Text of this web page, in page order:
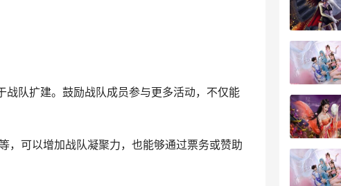
队扩建。鼓励战队成员参与更多活动，不仅能
，可以增加战队凝聚力，也能够通过票务或赞助